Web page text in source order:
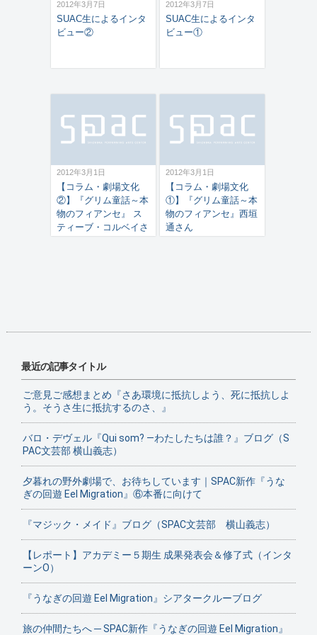
2012年3月7日
SUAC生によるインタ
ビュー②
2012年3月7日
SUAC生によるインタ
ビュー①
2012年3月1日
【コラム・劇場文化
②】『グリム童話～本
物のフィアンセ』 ス
ティーブ・コルベイさ
2012年3月1日
【コラム・劇場文化
①】『グリム童話～本
物のフィアンセ』西垣
通さん
最近の記事タイトル
ご意見ご感想まとめ『さあ環境に抵抗しよう、死に抵抗しよ
う。そうさ生に抵抗するのさ、』
バロ・デヴェル『Qui som? ―わたしたちは誰？』ブログ（S
PAC文芸部 横山義志）
夕暮れの野外劇場で、お待ちしています｜SPAC新作『うな
ぎの回遊 Eel Migration』⑥本番に向けて
『マジック・メイド』ブログ（SPAC文芸部 横山義志）
【レポート】アカデミー５期生 成果発表会＆修了式（インタ
ーンO）
『うなぎの回遊 Eel Migration』シアタークルーブログ
旅の仲間たちへ ─ SPAC新作『うなぎの回遊 Eel Migration』